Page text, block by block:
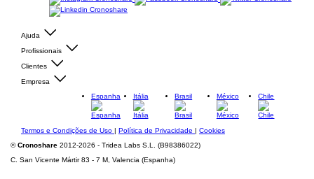
Ajuda
Profissionais
Clientes
Empresa
Espanha
Itália Brasil México Chile
Termos e Condições de Uso | Política de Privacidade | Cookies
©Cronoshare 2012-2026 - Tridea Labs S.L. (B98386022)
C. San Vicente Mártir 83 - 7 M, Valencia (Espanha)